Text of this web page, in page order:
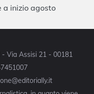
a inizio agosto
Via Assisi 21 - 00181